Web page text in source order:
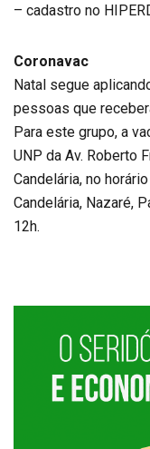
– cadastro no
Coronavac
Natal segue
pessoas que
Para este grupo, a
UNP da Av. Roberto
Candelária, no
Candelária, Nazaré,
12h.